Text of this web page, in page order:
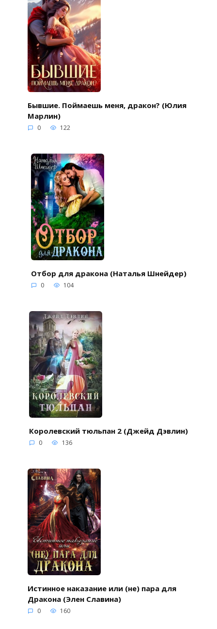
Бывшие. Поймаешь меня, дракон? (Юлия
Марлин)
0 122
Отбор для дракона (Наталья Шнейдер)
0 104
Королевский тюльпан 2 (Джейд Дэвлин)
0 136
Истинное наказание или (не) пара для
Дракона (Элен Славина)
0 160